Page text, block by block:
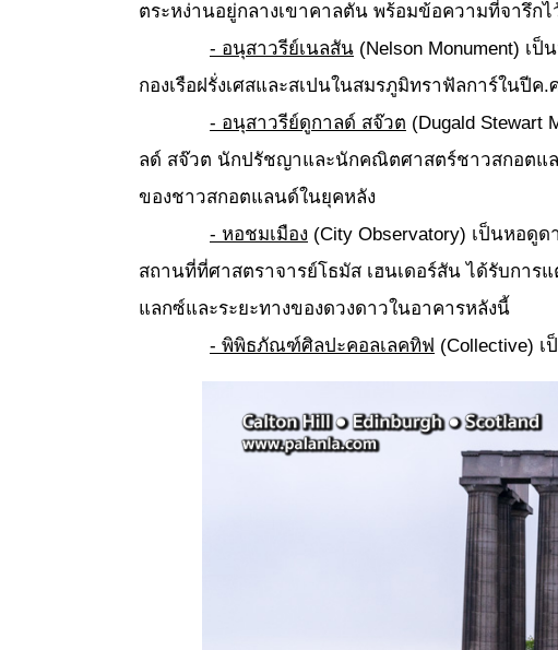
ตระหง่านอยู่กลางเขาคาลตัน พร้อมข้อความที่จารึก
- อนุสาวรีย์เนลสัน (Nelson Monument) เ
กองเรือฝรั่งเศสและสเปนในสมรภูมิทราฟัลการ์ในปี
- อนุสาวรีย์ดูกาลด์ สจ๊วต (Dugald Stewart
ลด์ สจ๊วต นักปรัชญาและนักคณิตศาสตร์ชาวสกอตแ
ของชาวสกอตแลนด์ในยุคหลัง
- หอชมเมือง (City Observatory) เป็นหอดู
สถานที่ที่ศาสตราจารย์โธมัส เฮนเดอร์สัน ได้รับกา
แลกซ์และระยะทางของดวงดาวในอาคารหลังนี้
- พิพิธภัณฑ์ศิลปะคอลเลคทิฟ (Collective)